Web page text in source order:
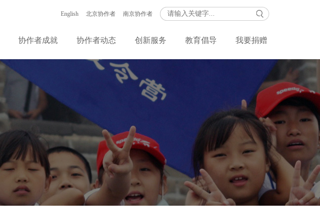
English 北京协作者 南京协作者
协作者成就 协作者动态 创新服务 教育倡导 我要捐赠